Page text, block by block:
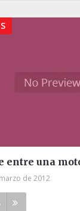
entre una
de 2012